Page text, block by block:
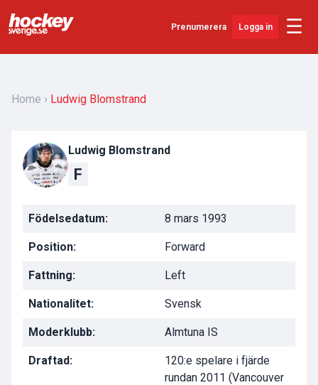
Prenumerera Logga in ☰
YouTube
Evenemang
Övrigt
Home Ludwig Blomstrand
Ludwig Blomstrand
F
Födelsedatum: 8 mars 1993
Position: Forward
Fattning: Left
Nationalitet: Svensk
Moderklubb: Almtuna IS
Draftad:
120:e spelare i fjärde
rundan 2011 (Vancouver